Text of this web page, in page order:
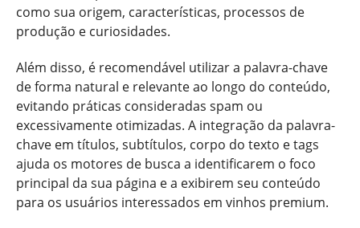
como sua origem, características, processos de
produção e curiosidades.
Além disso, é recomendável utilizar a palavra-chave
de forma natural e relevante ao longo do conteúdo,
evitando práticas consideradas spam ou
excessivamente otimizadas. A integração da palavra-
chave em títulos, subtítulos, corpo do texto e tags
ajuda os motores de busca a identificarem o foco
principal da sua página e a exibirem seu conteúdo
para os usuários interessados em vinhos premium.